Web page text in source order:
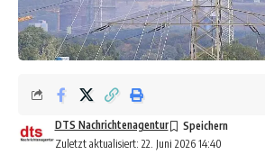
Zuletzt aktualisiert: 22. Juni 2026 14:40
DTS Nachrichtenagentur